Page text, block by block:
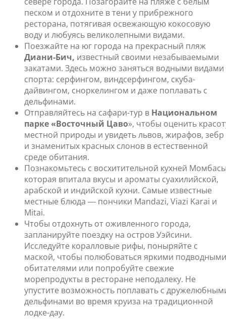
песком и отдохните в тени у прибрежного
ресторана, потягивая освежающую кокосовую
воду и любуясь великолепными видами.
Поезжайте на юг города на прекрасный пляж
Диани-Бич, известный своими незабываемыми
закатами. Здесь можно заняться водными видами
спорта: серфингом, виндсерфингом, скуба-
дайвингом, сноркелингом и даже поплавать с
дельфинами.
Отправляйтесь на сафари-тур в Национальном
парке «Восточный Цаво», чтобы оценить
местной природы и увидеть львов, жирафов, зебр
и знаменитых красных слонов в естественной
среде обитания.
Познакомьтесь с восхитительной кухней
которая впитала вкусы и ароматы суахилийской,
арабской и индийской кухни. Самые известные
местные блюда ― пончики Mandazi, Viazi Karai и
Mitai.
Чтобы отдохнуть от оживленного города,
запланируйте поездку на остров Уэйсини.
Исследуйте коралловые рифы, поныряйте с
маской, чтобы полюбоваться яркими подводными
обитателями или попробуйте свежие
морепродукты в ресторане неподалеку. Не
упустите возможность поплавать с
дельфинами во время круиза на традиционной
лодке-дау.